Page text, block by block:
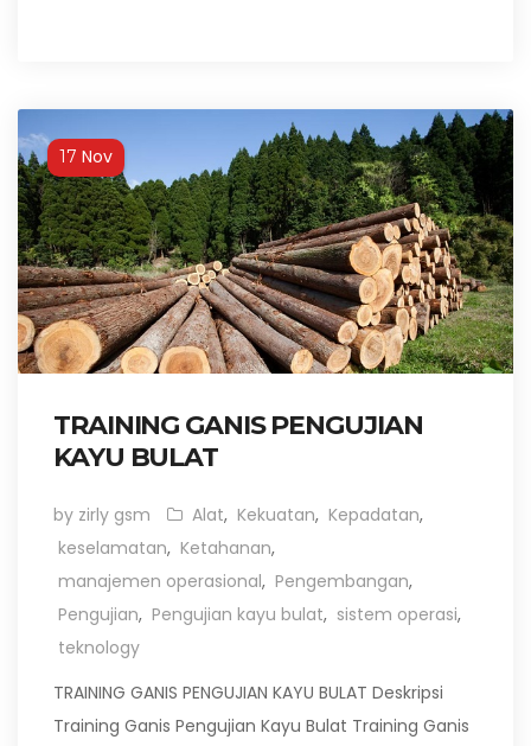
17 Nov
TRAINING GANIS PENGUJIAN
KAYU BULAT
by zirly gsm Alat, Kekuatan, Kepadatan,
keselamatan, Ketahanan,
manajemen operasional, Pengembangan,
Pengujian, Pengujian kayu bulat, sistem operasi,
teknology
TRAINING GANIS PENGUJIAN KAYU BULAT Deskripsi
Training Ganis Pengujian Kayu Bulat Training Ganis